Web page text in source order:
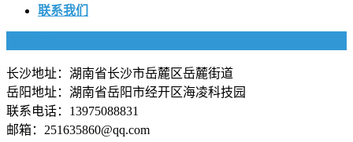
联系我们
长沙地址：湖南省长沙市岳麓区岳麓街道
岳阳地址：湖南省岳阳市经开区海凌科技园
联系电话：13975088831
邮箱：251635860@qq.com